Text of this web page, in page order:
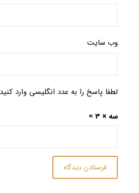
وب‌ سایت
لطفا پاسخ را به عدد انگلیسی وارد کنید:
سه × 3 =